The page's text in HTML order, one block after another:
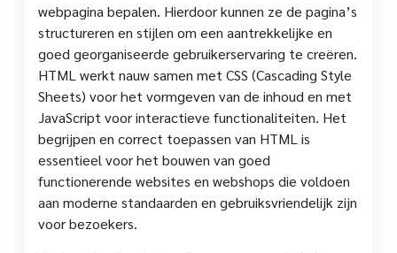
webpagina bepalen. Hierdoor kunnen ze de pagina’s
structureren en stijlen om een aantrekkelijke en
goed georganiseerde gebruikerservaring te creëren.
HTML werkt nauw samen met CSS (Cascading Style
Sheets) voor het vormgeven van de inhoud en met
JavaScript voor interactieve functionaliteiten. Het
begrijpen en correct toepassen van HTML is
essentieel voor het bouwen van goed
functionerende websites en webshops die voldoen
aan moderne standaarden en gebruiksvriendelijk zijn
voor bezoekers.